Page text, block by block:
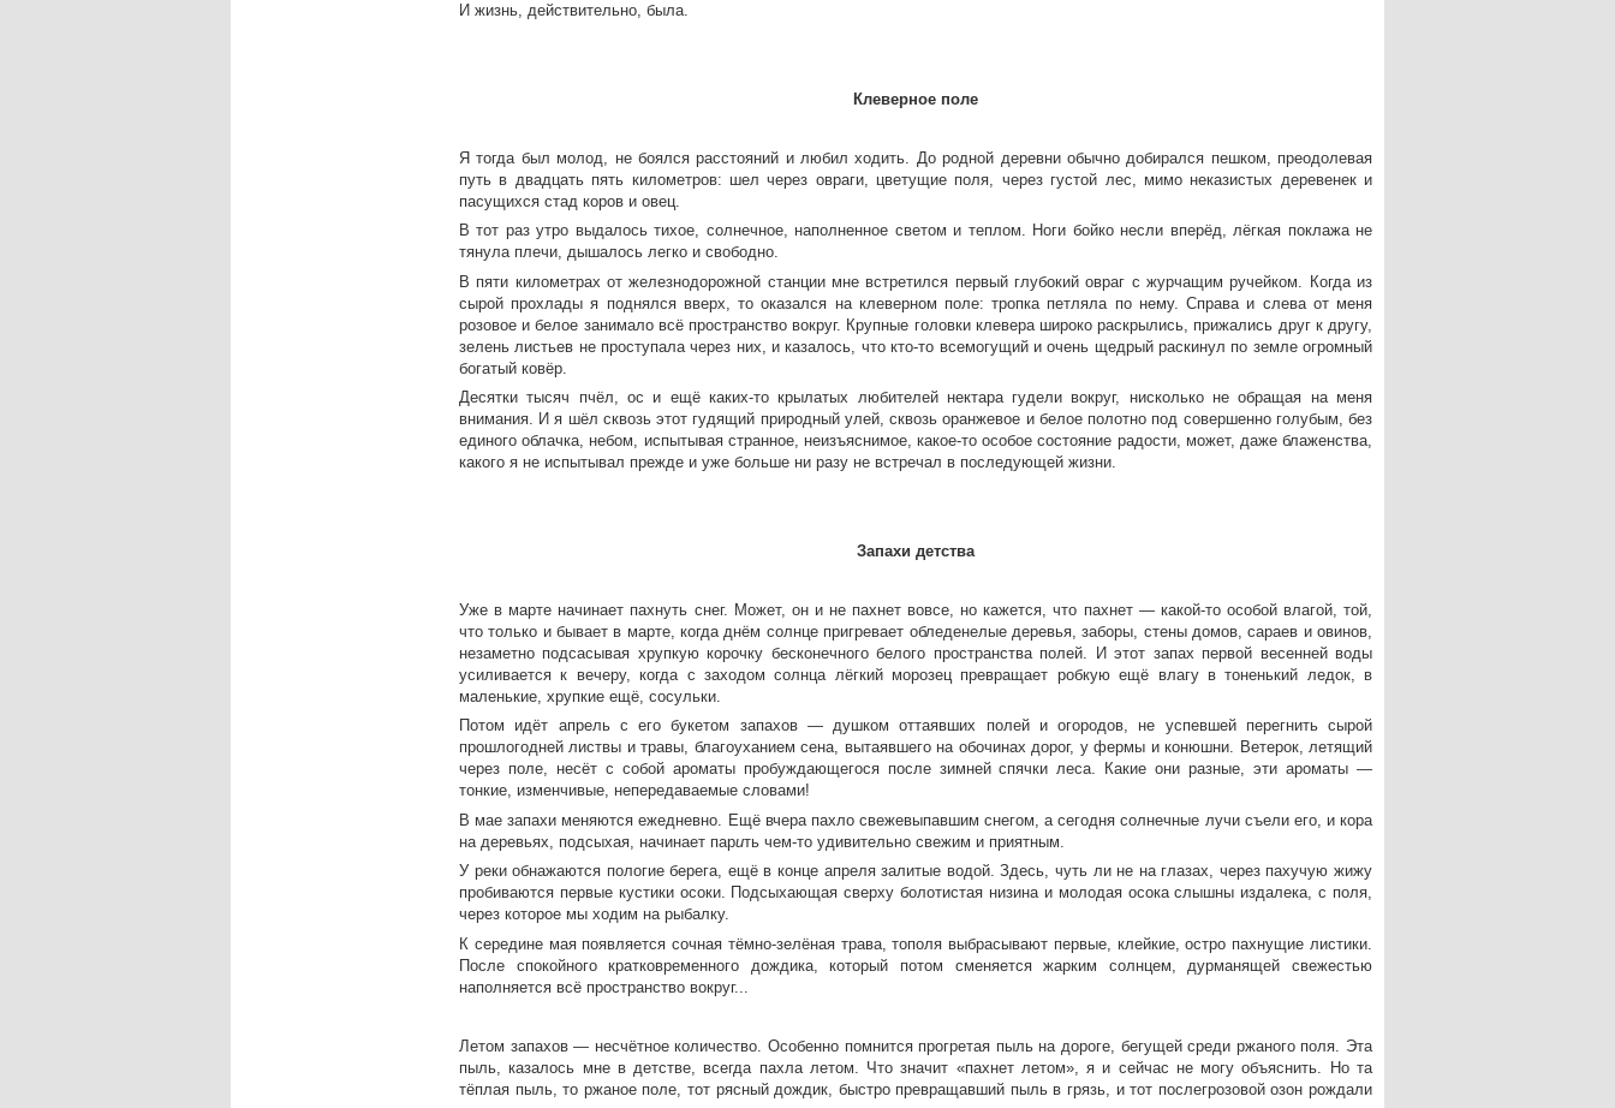
И жизнь, действительно, была.
Клеверное поле
Я тогда был молод, не боялся расстояний и любил ходить. До родной деревни обычно добирался пешком, преодолевая
путь в двадцать пять километров: шел через овраги, цветущие поля, через густой лес, мимо неказистых деревенек и
пасущихся стад коров и овец.
В тот раз утро выдалось тихое, солнечное, наполненное светом и теплом. Ноги бойко несли вперёд, лёгкая поклажа не
тянула плечи, дышалось легко и свободно.
В пяти километрах от железнодорожной станции мне встретился первый глубокий овраг с журчащим ручейком. Когда из
сырой прохлады я поднялся вверх, то оказался на клеверном поле: тропка петляла по нему. Справа и слева от меня
розовое и белое занимало всё пространство вокруг. Крупные головки клевера широко раскрылись, прижались друг к другу,
зелень листьев не проступала через них, и казалось, что кто-то всемогущий и очень щедрый раскинул по земле огромный
богатый ковёр.
Десятки тысяч пчёл, ос и ещё каких-то крылатых любителей нектара гудели вокруг, нисколько не обращая на меня
внимания. И я шёл сквозь этот гудящий природный улей, сквозь оранжевое и белое полотно под совершенно голубым, без
единого облачка, небом, испытывая странное, неизъяснимое, какое-то особое состояние радости, может, даже блаженства,
какого я не испытывал прежде и уже больше ни разу не встречал в последующей жизни.
Запахи детства
Уже в марте начинает пахнуть снег. Может, он и не пахнет вовсе, но кажется, что пахнет — какой-то особой влагой, той,
что только и бывает в марте, когда днём солнце пригревает обледенелые деревья, заборы, стены домов, сараев и овинов,
незаметно подсасывая хрупкую корочку бесконечного белого пространства полей. И этот запах первой весенней воды
усиливается к вечеру, когда с заходом солнца лёгкий морозец превращает робкую ещё влагу в тоненький ледок, в
маленькие, хрупкие ещё, сосульки.
Потом идёт апрель с его букетом запахов — душком оттаявших полей и огородов, не успевшей перегнить сырой
прошлогодней листвы и травы, благоуханием сена, вытаявшего на обочинах дорог, у фермы и конюшни. Ветерок, летящий
через поле, несёт с собой ароматы пробуждающегося после зимней спячки леса. Какие они разные, эти ароматы —
тонкие, изменчивые, непередаваемые словами!
В мае запахи меняются ежедневно. Ещё вчера пахло свежевыпавшим снегом, а сегодня солнечные лучи съели его, и кора
на деревьях, подсыхая, начинает парить чем-то удивительно свежим и приятным.
У реки обнажаются пологие берега, ещё в конце апреля залитые водой. Здесь, чуть ли не на глазах, через пахучую жижу
пробиваются первые кустики осоки. Подсыхающая сверху болотистая низина и молодая осока слышны издалека, с поля,
через которое мы ходим на рыбалку.
К середине мая появляется сочная тёмно-зелёная трава, тополя выбрасывают первые, клейкие, остро пахнущие листики.
После спокойного кратковременного дождика, который потом сменяется жарким солнцем, дурманящей свежестью
наполняется всё пространство вокруг...
Летом запахов — несчётное количество. Особенно помнится прогретая пыль на дороге, бегущей среди ржаного поля. Эта
пыль, казалось мне в детстве, всегда пахла летом. Что значит «пахнет летом», я и сейчас не могу объяснить. Но та
тёплая пыль, то ржаное поле, тот рясный дождик, быстро превращавший пыль в грязь, и тот послегрозовой озон рождали